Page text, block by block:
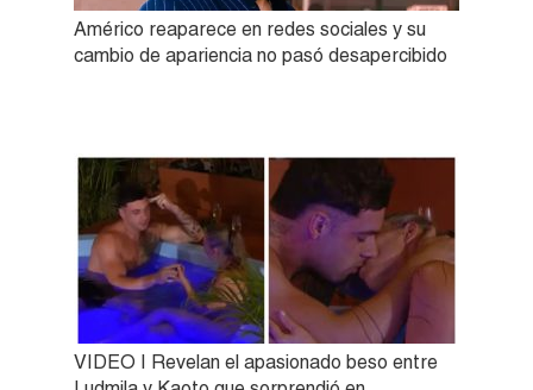
Américo reaparece en redes sociales y su
cambio de apariencia no pasó desapercibido
VIDEO | Revelan el apasionado beso entre